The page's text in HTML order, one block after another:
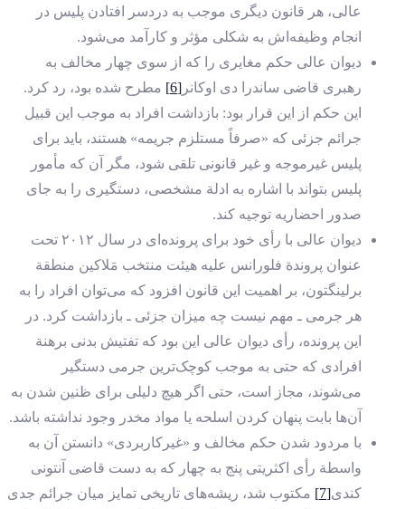
عالی، هر قانون دیگری موجب به دردسر افتادن پلیس در
انجام وظیفه‌اش به شکلی مؤثر و کارآمد می‌شود.
دیوان عالی حکم مغایری را که از سوی چهار مخالف به
رهبری قاضی ساندرا دی اوکانر [6]
مطرح شده بود، رد کرد.
این حکم از این قرار بود: بازداشت افراد به موجب این قبیل
جرائم جزئی که «صرفاً مستلزم جریمه» هستند، باید برای
پلیس غیرموجه و غیر قانونی تلقی شود، مگر آن که مأمور
پلیس بتواند با اشاره به ادلة مشخصی، دستگیری را به جای
صدور احضاریه توجیه کند.
دیوان عالی با رأی خود برای پرونده‌ای در سال ۲۰۱۲ تحت
عنوان پروندة فلورانس علیه هیئت منتخب مَلاکین منطقة
برلینگتون، بر اهمیت این قانون افزود که می‌توان افراد را به
هر جرمی ـ مهم نیست چه میزان جزئی ـ بازداشت کرد. در
این پرونده، رأی دیوان عالی این بود که تفتیش بدنی برهنة
افرادی که حتی به موجب کوچک‌ترین جرمی دستگیر
می‌شوند، مجاز است، حتی اگر هیچ دلیلی برای ظنین شدن به
آن‌ها بابت پنهان کردن اسلحه یا مواد مخدر وجود نداشته باشد.
با مردود شدن حکم مخالف و «غیرکاربردی» دانستن آن به
واسطة رأی اکثریتی پنج به چهار که به دست قاضی آنتونی
کندی[7]
مکتوب شد، ریشه‌های تاریخی تمایز میان جرائم جدی